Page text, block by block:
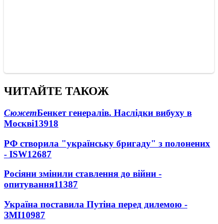
ЧИТАЙТЕ ТАКОЖ
СюжетБенкет генералів. Наслідки вибуху в
Москві13918
РФ створила "українську бригаду" з полонених
- ISW12687
Росіяни змінили ставлення до війни -
опитування11387
Україна поставила Путіна перед дилемою -
ЗМІ10987